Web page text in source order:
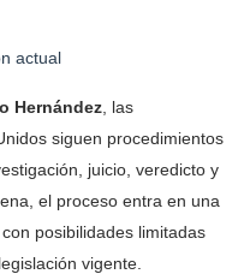
actual
Hernández, las
siguen procedimientos
juicio, veredicto y
el proceso entra en una
posibilidades limitadas
vigente.